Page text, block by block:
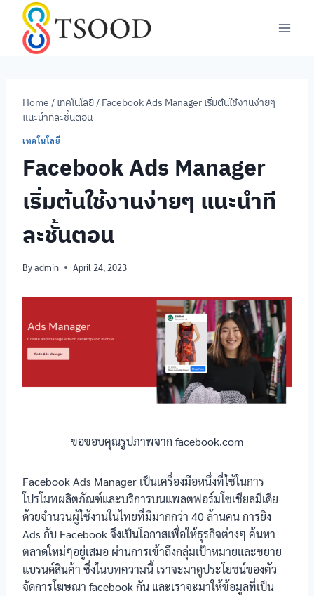
content
Home / เทคโนโลยี / Facebook Ads Manager เริ่มต้นใช้งานง่ายๆ
แนะนำทีละชั้นตอน
เทคโนโลยี
Facebook Ads Manager
เริ่มต้นใช้งานง่ายๆ แนะนำที
ละชั้นตอน
Byadmin April 24, 2023
ขอขอบคุณรูปภาพจาก facebook.com
Facebook Ads Manager เป็นเครื่องมือหนึ่งที่ใช้ในการ
โปรโมทผลิตภัณฑ์และบริการบนแพลตฟอร์มโซเชียลมีเดีย
ด้วยจำนวนผู้ใช้งานในไทยที่มีมากกว่า 40 ล้านคน การยิง
Ads กับ Facebook จึงเป็นโอกาสเพื่อให้ธุรกิจต่างๆ ค้นหา
ตลาดใหม่ๆอยู่เสมอ ผ่านการเข้าถึงกลุ่มเป้าหมายและขยาย
แบรนด์สินค้า ซึ่งในบทความนี้ เราจะมาดูประโยชน์ของตัว
จัดการโฆษณา facebook กัน และเราจะมาให้ข้อมูลที่เป็น